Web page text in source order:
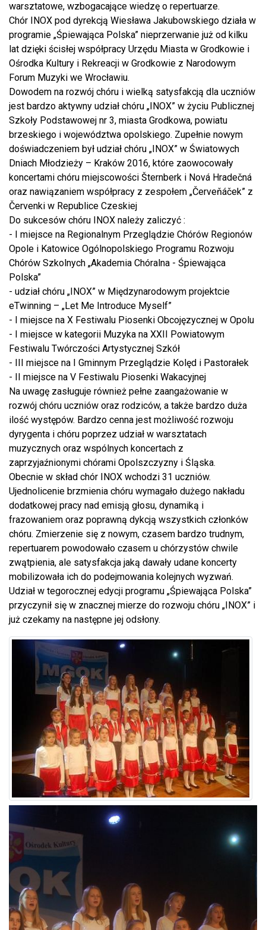
warsztatowe, wzbogacające wiedzę o repertuarze.
Chór INOX pod dyrekcją Wiesława Jakubowskiego działa w
programie „Śpiewająca Polska” nieprzerwanie już od kilku
lat dzięki ścisłej współpracy Urzędu Miasta w Grodkowie i
Ośrodka Kultury i Rekreacji w Grodkowie z Narodowym
Forum Muzyki we Wrocławiu.
Dowodem na rozwój chóru i wielką satysfakcją dla uczniów
jest bardzo aktywny udział chóru „INOX” w życiu Publicznej
Szkoły Podstawowej nr 3, miasta Grodkowa, powiatu
brzeskiego i województwa opolskiego. Zupełnie nowym
doświadczeniem był udział chóru „INOX” w Światowych
Dniach Młodzieży – Kraków 2016, które zaowocowały
koncertami chóru miejscowości Šternberk i Nová Hradečná
oraz nawiązaniem współpracy z zespołem „Červeňáček” z
Červenki w Republice Czeskiej
Do sukcesów chóru INOX należy zaliczyć :
- I miejsce na Regionalnym Przeglądzie Chórów Regionów
Opole i Katowice Ogólnopolskiego Programu Rozwoju
Chórów Szkolnych „Akademia Chóralna - Śpiewająca
Polska”
- udział chóru „INOX” w Międzynarodowym projektcie
eTwinning – „Let Me Introduce Myself”
- I miejsce na X Festiwalu Piosenki Obcojęzycznej w Opolu
- I miejsce w kategorii Muzyka na XXII Powiatowym
Festiwalu Twórczości Artystycznej Szkół
- III miejsce na I Gminnym Przeglądzie Kolęd i Pastorałek
- II miejsce na V Festiwalu Piosenki Wakacyjnej
Na uwagę zasługuje również pełne zaangażowanie w
rozwój chóru uczniów oraz rodziców, a także bardzo duża
ilość występów. Bardzo cenna jest możliwość rozwoju
dyrygenta i chóru poprzez udział w warsztatach
muzycznych oraz wspólnych koncertach z
zaprzyjaźnionymi chórami Opolszczyzny i Śląska.
Obecnie w skład chór INOX wchodzi 31 uczniów.
Ujednolicenie brzmienia chóru wymagało dużego nakładu
dodatkowej pracy nad emisją głosu, dynamiką i
frazowaniem oraz poprawną dykcją wszystkich członków
chóru. Zmierzenie się z nowym, czasem bardzo trudnym,
repertuarem powodowało czasem u chórzystów chwile
zwątpienia, ale satysfakcja jaką dawały udane koncerty
mobilizowała ich do podejmowania kolejnych wyzwań.
Udział w tegorocznej edycji programu „Śpiewająca Polska”
przyczynił się w znacznej mierze do rozwoju chóru „INOX” i
już czekamy na następne jej odsłony.